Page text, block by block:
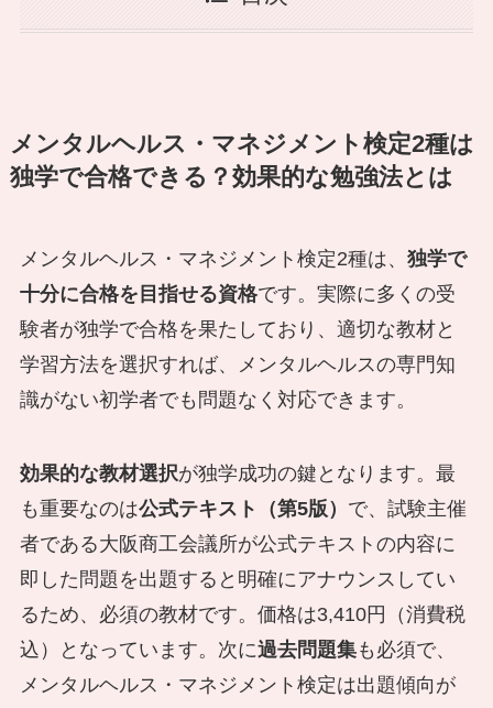
メンタルヘルス・マネジメント検定2種は
独学で合格できる？効果的な勉強法とは
メンタルヘルス・マネジメント検定2種は、 独学で
十分に合格を目指せる資格です。実際に多くの受
験者が独学で合格を果たしており、適切な教材と
学習方法を選択すれば、メンタルヘルスの専門知
識がない初学者でも問題なく対応できます。
効果的な教材選択が独学成功の鍵となります。最
も重要なのは公式テキスト（第5版） で、試験主催
者である大阪商工会議所が公式テキストの内容に
即した問題を出題すると明確にアナウンスしてい
るため、必須の教材です。価格は3,410円（消費税
込）となっています。次に過去問題集も必須で、
メンタルヘルス・マネジメント検定は出題傾向が